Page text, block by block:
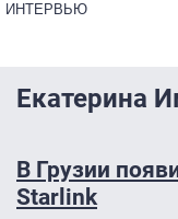
ИНТЕРВЬЮ
Екатерина
В Грузии
Starlink